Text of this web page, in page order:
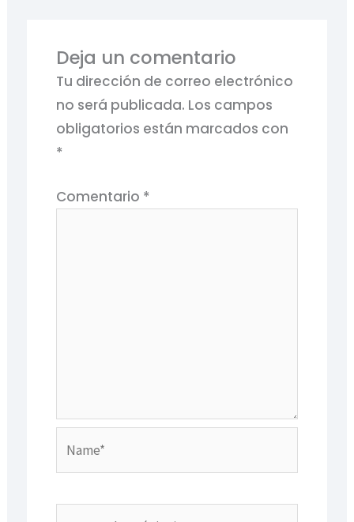
Deja un comentario
Tu dirección de correo electrónico
no será publicada. Los campos
obligatorios están marcados con
*
Comentario *